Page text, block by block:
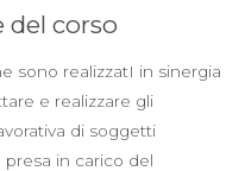
corso
sono realizzatI in sinergia
e realizzare gli
di soggetti
in carico del